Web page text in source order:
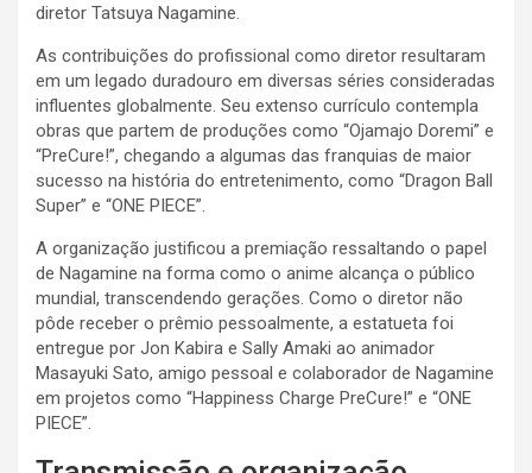
diretor Tatsuya Nagamine.
As contribuições do profissional como diretor resultaram
em um legado duradouro em diversas séries consideradas
influentes globalmente. Seu extenso currículo contempla
obras que partem de produções como “Ojamajo Doremi” e
“PreCure!”, chegando a algumas das franquias de maior
sucesso na história do entretenimento, como “Dragon Ball
Super” e “ONE PIECE”.
A organização justificou a premiação ressaltando o papel
de Nagamine na forma como o anime alcança o público
mundial, transcendendo gerações. Como o diretor não
pôde receber o prêmio pessoalmente, a estatueta foi
entregue por Jon Kabira e Sally Amaki ao animador
Masayuki Sato, amigo pessoal e colaborador de Nagamine
em projetos como “Happiness Charge PreCure!” e “ONE
PIECE”.